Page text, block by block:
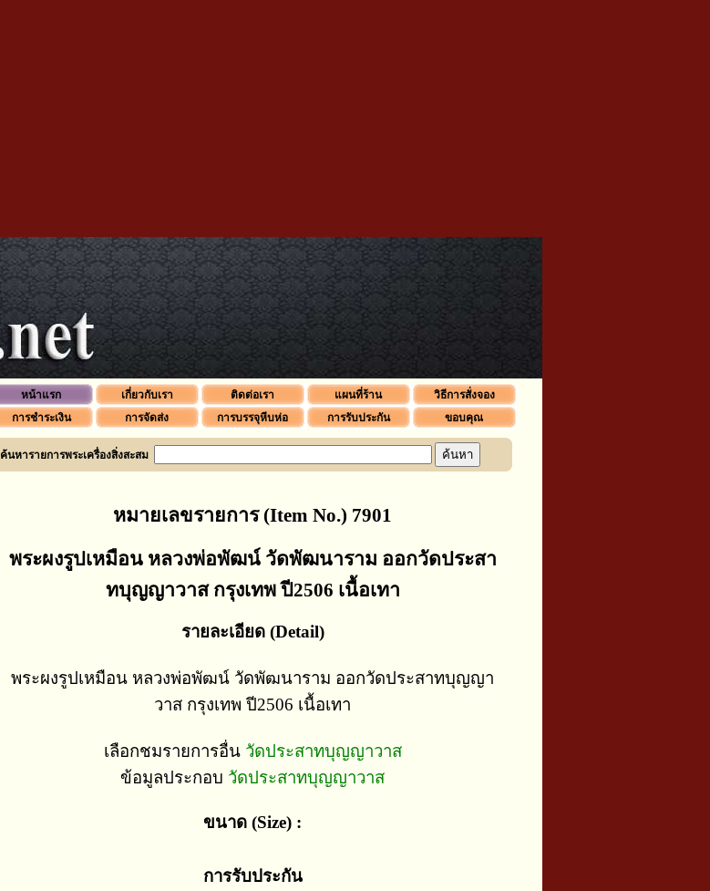
หน้าแรก เกี่ยวกับเรา ติดต่อเรา แผนที่ร้าน
วิธีการสั่งจอง
การชำระเงิน
การจัดส่ง การบรรจุหีบห่อ การรับประกัน ขอบคุณ
ค้นหารายการพระเครื่องสิ่งสะสม
หมายเลขรายการ (Item No.) 7901
พระผงรูปเหมือน หลวงพ่อพัฒน์ วัดพัฒนาราม ออกวัดประสา
ทบุญญาวาส กรุงเทพ ปี2506 เนื้อเทา
รายละเอียด (Detail)
พระผงรูปเหมือน หลวงพ่อพัฒน์ วัดพัฒนาราม ออกวัดประสาทบุญญา
วาส กรุงเทพ ปี2506 เนื้อเทา
เลือกชมรายการอื่น วัดประสาทบุญญาวาส
ข้อมูลประกอบ วัดประสาทบุญญาวาส
ขนาด (Size) :
การรับประกัน